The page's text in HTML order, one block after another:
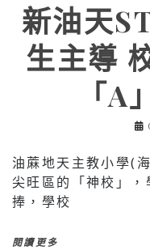
新油天
生主導
「
油蔴地天主教小學(
尖旺區的「神校」
捧，學校
閱讀更多